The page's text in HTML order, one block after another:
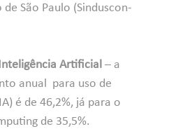
São Paulo (Sinduscon-
Artificial – a
anual para uso de
é de 46,2%, já para o
de 35,5%.